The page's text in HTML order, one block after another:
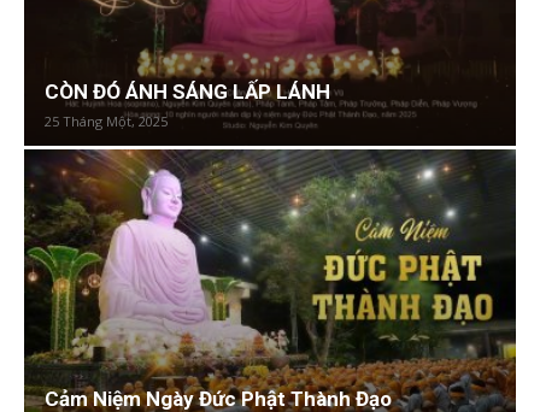
CÒN ĐÓ ÁNH SÁNG LẤP LÁNH
25 Tháng Một, 2025
Cảm Niệm Ngày Đức Phật Thành Đạo